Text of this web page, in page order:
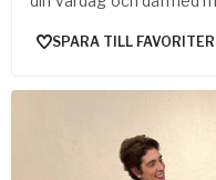
SPARA TILL FAVORITER